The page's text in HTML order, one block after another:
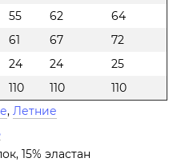
55 62
64
61 67
72
24 24
25
110 110
110
, Летние
15% эластан